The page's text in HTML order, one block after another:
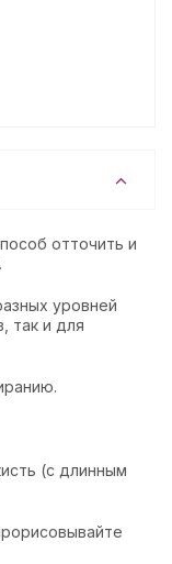
отточить и
уровней
так и для
(с длинным